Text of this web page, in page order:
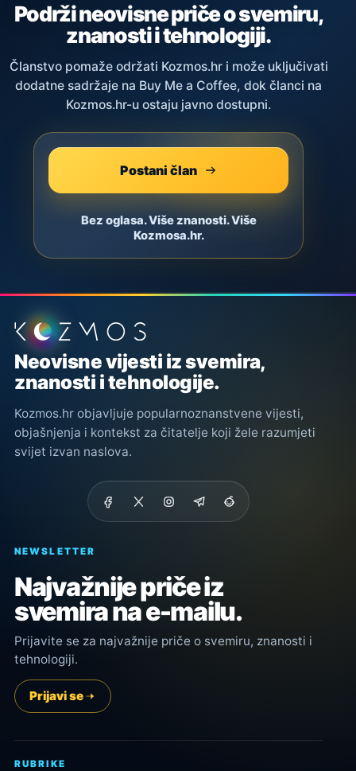
Podrži neovisne priče o svemiru,
znanosti i tehnologiji.
Članstvo pomaže održati Kozmos.hr i može uključivati
dodatne sadržaje na Buy Me a Coffee, dok članci na
Kozmos.hr-u ostaju javno dostupni.
Postani član
Bez oglasa. Više znanosti. Više
Kozmosa.hr.
Podnožje stranice
Neovisne vijesti iz svemira,
znanosti i tehnologije.
Kozmos.hr objavljuje popularnoznanstvene vijesti,
objašnjenja i kontekst za čitatelje koji žele razumjeti
svijet izvan naslova.
NEWSLETTER
Najvažnije priče iz
svemira na e-mailu.
Prijavite se za najvažnije priče o svemiru, znanosti i
tehnologiji.
Prijavi se
RUBRIKE